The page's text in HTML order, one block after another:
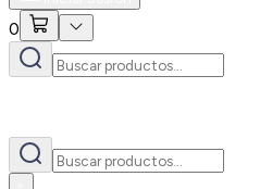
0